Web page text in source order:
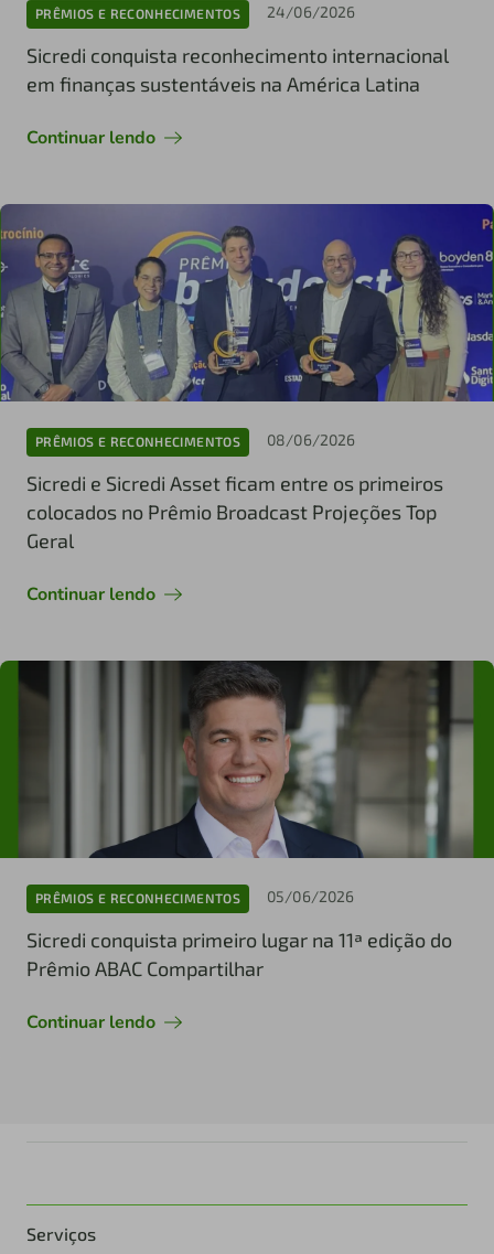
PRÊMIOS E RECONHECIMENTOS 24/06/2026
Sicredi conquista reconhecimento internacional
em finanças sustentáveis na América Latina
Continuar lendo
PRÊMIOS E RECONHECIMENTOS 08/06/2026
Sicredi e Sicredi Asset ficam entre os primeiros
colocados no Prêmio Broadcast Projeções Top
Geral
Continuar lendo
PRÊMIOS E RECONHECIMENTOS 05/06/2026
Sicredi conquista primeiro lugar na 11ª edição do
Prêmio ABAC Compartilhar
Continuar lendo
Serviços